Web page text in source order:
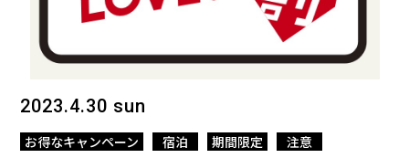
2023.4.30 sun
お得なキャンペーン 宿泊 期間限定 注意